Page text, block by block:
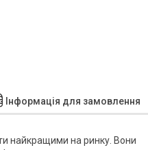
Інформація для замовлення
найкращими на ринку. Вони